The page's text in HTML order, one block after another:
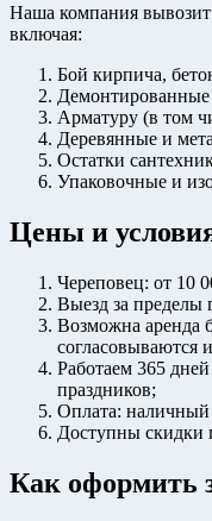
Наша компания вывозит
включая:
Бой кирпича,
Арматуру (в том
Деревянные и
Остатки
Упаковочные и
Цены и
Череповец: от 10
Выезд за пределы
Возможна аренда
согласовываются
Работаем 365
праздников;
Оплата: наличный
Доступны скидки
Как оформить